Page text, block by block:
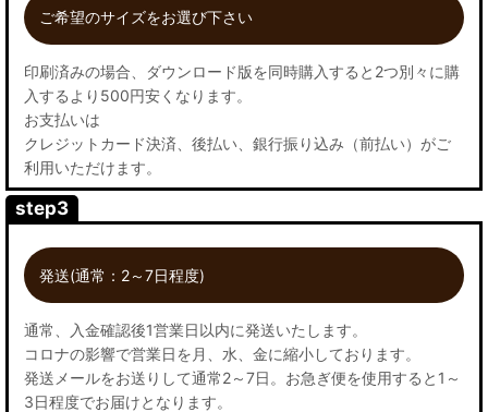
ご希望のサイズをお選び下さい
印刷済みの場合、ダウンロード版を同時購入すると2つ別々に購
入するより500円安くなります。
お支払いは
クレジットカード決済、後払い、銀行振り込み（前払い）がご
利用いただけます。
step3
発送(通常：2～7日程度)
通常、入金確認後1営業日以内に発送いたします。
コロナの影響で営業日を月、水、金に縮小しております。
発送メールをお送りして通常2～7日。お急ぎ便を使用すると1～
3日程度でお届けとなります。